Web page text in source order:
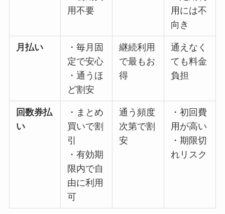
用不要
用には不
向き
月払い
・毎月固
定で安心
・通うほ
ど割安
継続利用
で最もお
得
通えなく
ても料金
負担
回数券払
い
・まとめ
買いで割
引
・有効期
限内で自
由に利用
可
通う頻度
次第で割
安
・初回費
用が高い
・期限切
れリスク